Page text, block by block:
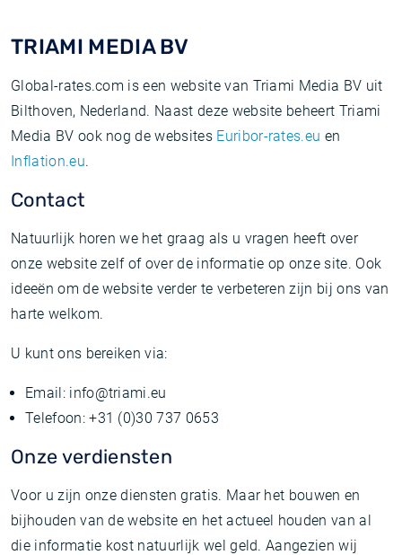
TRIAMI MEDIA BV
Global-rates.com is een website van Triami Media BV uit
Bilthoven, Nederland. Naast deze website beheert Triami
Media BV ook nog de websites Euribor-rates.eu en
Inflation.eu.
Contact
Natuurlijk horen we het graag als u vragen heeft over
onze website zelf of over de informatie op onze site. Ook
ideeën om de website verder te verbeteren zijn bij ons van
harte welkom.
U kunt ons bereiken via:
Email: info@triami.eu
Telefoon: +31 (0)30 737 0653
Onze verdiensten
Voor u zijn onze diensten gratis. Maar het bouwen en
bijhouden van de website en het actueel houden van al
die informatie kost natuurlijk wel geld. Aangezien wij